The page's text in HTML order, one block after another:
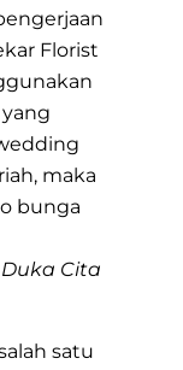
Florist
maka
bunga
Cita
satu